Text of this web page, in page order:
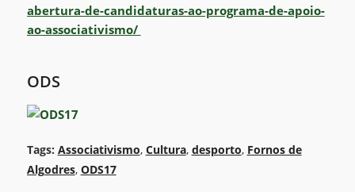
abertura-de-candidaturas-ao-programa-de-apoio-
ao-associativismo/
ODS
Tags: Associativismo, Cultura, desporto, Fornos de
Algodres, ODS17